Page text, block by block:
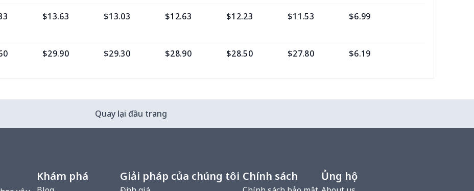
$13.63 $13.03 $12.63 $12.23 $11.53 $6.99
$29.90 $29.30 $28.90 $28.50 $27.80 $6.19
$18.23 $17.63 $17.23 $16.83 $16.13 $6.19 $2.15
Quay lại đầu trang
Khám phá Giải pháp của chúng tôi Chính sách Ủng hộ